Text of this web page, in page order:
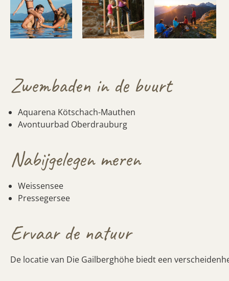
Zwembaden in de buurt
Aquarena Kötschach-Mauthen
Avontuurbad Oberdrauburg
Nabijgelegen meren
Weissensee
Pressegersee
Ervaar de natuur
De locatie van Die Gailberghöhe biedt een